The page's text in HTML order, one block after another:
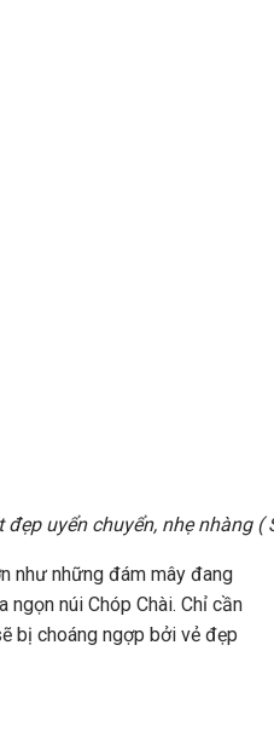
đẹp uyển chuyển, nhẹ nhàng (
như những đám mây đang
núi Chóp Chài. Chỉ cần
bị choáng ngợp bởi vẻ đẹp